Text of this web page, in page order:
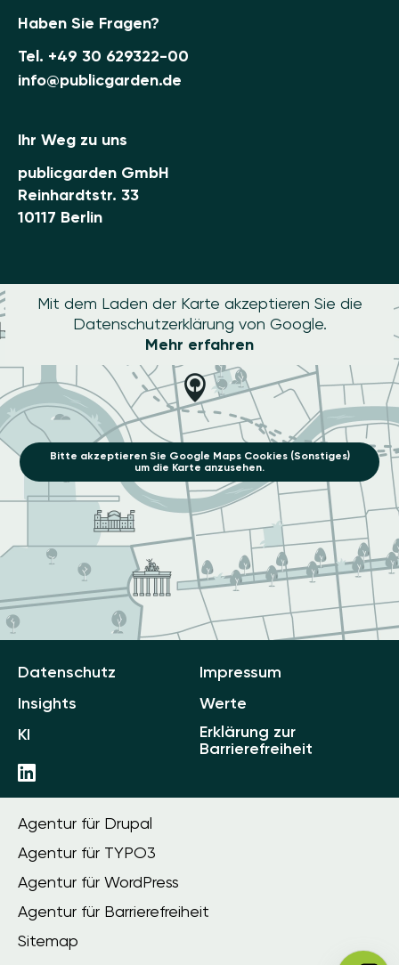
Haben Sie Fragen?
Tel. +49 30 629322-00
info@publicgarden.de
Ihr Weg zu uns
publicgarden GmbH
Reinhardtstr. 33
10117 Berlin
Mit dem Laden der Karte akzeptieren Sie die
Datenschutzerklärung von Google.
Mehr erfahren
Bitte akzeptieren Sie Google Maps Cookies (Sonstiges)
um die Karte anzusehen.
Datenschutz
Impressum
Insights
Werte
KI
Erklärung zur
Barrierefreiheit
Agentur für Drupal
Agentur für TYPO3
Agentur für WordPress
Agentur für Barrierefreiheit
Sitemap